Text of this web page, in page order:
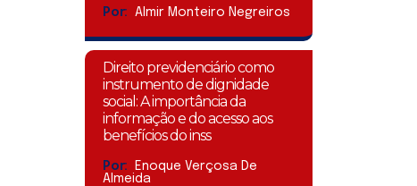
Por: Almir Monteiro Negreiros
Direito previdenciário como
instrumento de dignidade
social: A importância da
informação e do acesso aos
benefícios do inss
Por:
Enoque Verçosa De
Almeida